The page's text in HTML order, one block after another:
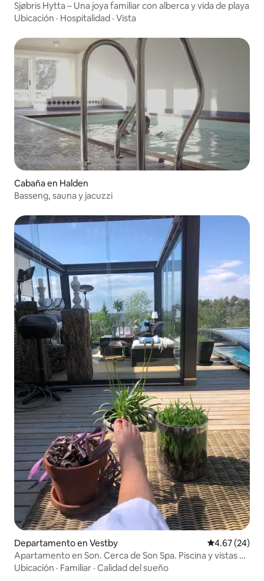
Sjøbris Hytta – Una joya familiar con alberca y vida de playa
Ubicación · Hospitalidad · Vista
Cabaña en Halden
Basseng, sauna y jacuzzi
Departamento en Vestby Calificación
4.67 (24)
Apartamento en Son. Cerca de Son Spa. Piscina y vistas al
mar
Ubicación · Familiar · Calidad del sueño